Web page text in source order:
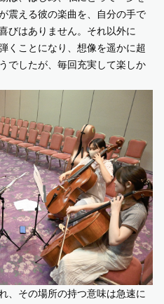
震える彼の楽曲を、自分の手で
びはありません。それ以外に
くことになり、想像を遥かに超
でしたが、毎回充実して楽しか
、その場所の持つ意味は急速に